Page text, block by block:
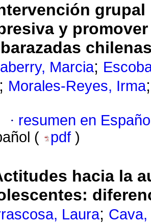
y
Marcia;
Morales-Reyes, Irma
· resumen en
(
pdf )
hacia la
:
Laura;